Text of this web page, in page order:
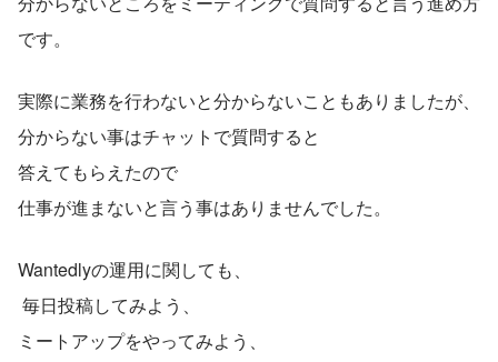
です。
実際に業務を行わないと分からないこともありましたが、
分からない事はチャットで質問すると
答えてもらえたので
仕事が進まないと言う事はありませんでした。
Wantedlyの運用に関しても、
毎日投稿してみよう、
ミートアップをやってみよう、